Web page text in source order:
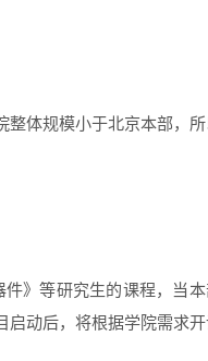
整体规模小于北京本部，
》等研究生的课程，当
启动后，将根据学院需求